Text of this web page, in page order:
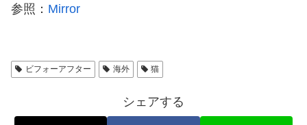
参照： Mirror
ビフォーアフター 海外 猫
シェアする